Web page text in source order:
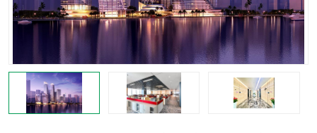
龙华 罗湖区
西乡
兴东 石岩